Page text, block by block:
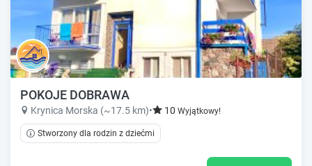
POKOJE DOBRAWA
Krynica Morska (~17.5 km)• 10 Wyjątkowy!
Stworzony dla rodzin z dziećmi